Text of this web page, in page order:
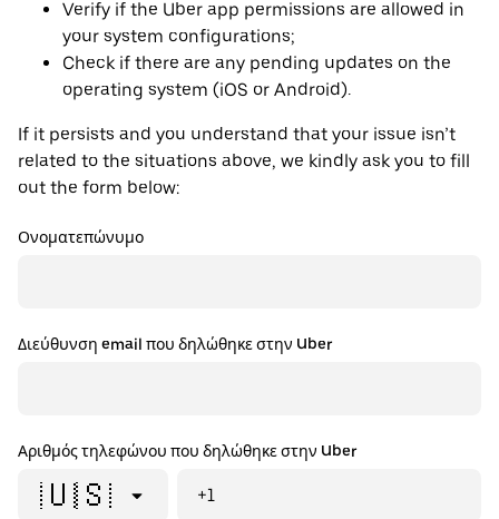
Verify if the Uber app permissions are allowed in
your system configurations;
Check if there are any pending updates on the
operating system (iOS or Android).
If it persists and you understand that your issue isn’t
related to the situations above, we kindly ask you to fill
out the form below:
Ονοματεπώνυμο
Διεύθυνση email που δηλώθηκε στην Uber
Αριθμός τηλεφώνου που δηλώθηκε στην Uber
🇺🇸 +1